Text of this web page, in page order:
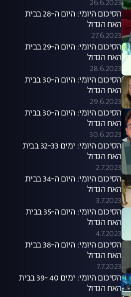
26.6.2023
הסיכום היומי: היום ה-28 בבית
האח הגדול
27.6.2023
הסיכום היומי: היום ה-29 בבית
האח הגדול
28.6.2023
הסיכום היומי: היום ה-30 בבית
האח הגדול
29.6.2023
הסיכום היומי: היום ה-30 בבית
האח הגדול
30.6.2023
הסיכום היומי: ימים 32-33 בבית
האח הגדול
2.7.2023
הסיכום היומי: היום ה-34 בבית
האח הגדול
3.7.2023
הסיכום היומי: היום ה-35 בבית
האח הגדול
4.7.2023
הסיכום היומי: היום ה-38 בבית
האח הגדול
7.7.2023
הסיכום היומי: ימים 40 -39 בבית
האח הגדול